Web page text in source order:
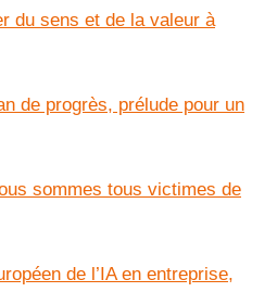
du sens et de la valeur à
de progrès, prélude pour un
sommes tous victimes de
de l’IA en entreprise,